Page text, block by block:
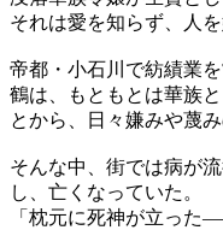
それは愛を知らず、人
帝都・小石川で紡績業
鶴は、もともとは華族
とから、日々嫌みや蔑
そんな中、街では病が
し、亡くなっていた。
「枕元に死神が立った